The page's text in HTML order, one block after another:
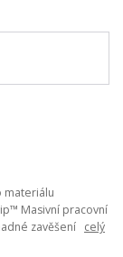
materiálu
Masivní pracovní
zavěšení celý